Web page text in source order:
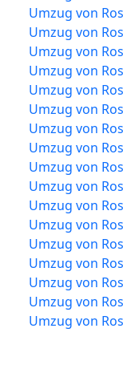
Umzug von
Umzug von
Umzug von
Umzug von
Umzug von
Umzug von
Umzug von
Umzug von
Umzug von
Umzug von
Umzug von
Umzug von
Umzug von
Umzug von
Umzug von
Umzug von
Umzug von